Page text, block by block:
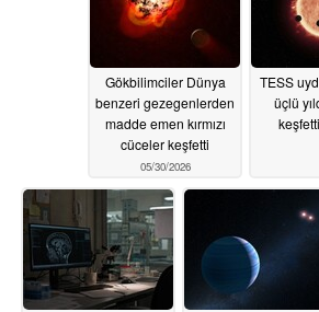
Gökbilimciler Dünya
benzeri gezegenlerden
madde emen kırmızı
cüceler keşfetti
05/30/2026
TESS
üçlü
keşfetti